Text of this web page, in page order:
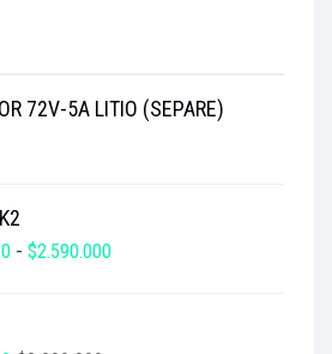
72V-5A LITIO (SEPARE)
- $2.590.000